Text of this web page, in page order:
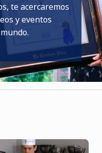
te acercaremos
y eventos